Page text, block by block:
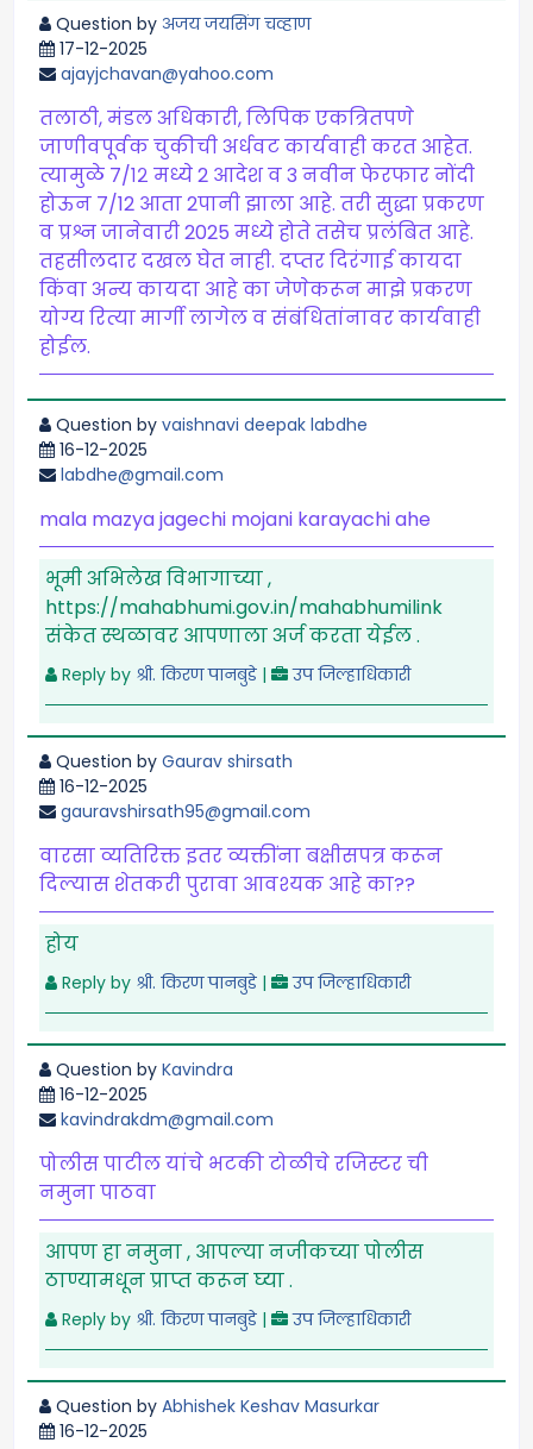
Question by अजय जयसिंग चव्हाण
17-12-2025
ajayjchavan@yahoo.com
तलाठी, मंडल अधिकारी, लिपिक एकत्रितपणे
जाणीवपूर्वक चुकीची अर्धवट कार्यवाही करत आहेत.
त्यामुळे ७/१२ मध्ये 2 आदेश व 3 नवीन फेरफार नोंदी
होऊन 7/12 आता 2पानी झाला आहे. तरी सुद्धा प्रकरण
व प्रश्न जानेवारी 2025 मध्ये होते तसेच प्रलंबित आहे.
तहसीलदार दखल घेत नाही. दप्तर दिरंगाई कायदा
किंवा अन्य कायदा आहे का जेणेकरून माझे प्रकरण
योग्य रित्या मार्गी लागेल व संबंधितांनावर कार्यवाही
होईल.
Question byvaishnavi deepak labdhe
16-12-2025
labdhe@gmail.com
mala mazya jagechi mojani karayachi ahe
भूमी अभिलेख विभागाच्या ,
https://mahabhumi.gov.in/mahabhumilink
संकेत स्थळावर आपणाला अर्ज करता येईल .
Reply by श्री. किरण पानबुडे | उप जिल्हाधिकारी
Question byGaurav shirsath
16-12-2025
gauravshirsath95@gmail.com
वारसा व्यतिरिक्त इतर व्यक्तींना बक्षीसपत्र करून
दिल्यास शेतकरी पुरावा आवश्यक आहे का??
होय
Reply by श्री. किरण पानबुडे | उप जिल्हाधिकारी
Question byKavindra
16-12-2025
kavindrakdm@gmail.com
पोलीस पाटील यांचे भटकी टोळीचे रजिस्टर ची
नमुना पाठवा
आपण हा नमुना , आपल्या नजीकच्या पोलीस
ठाण्यामधून प्राप्त करून घ्या .
Reply by श्री. किरण पानबुडे | उप जिल्हाधिकारी
Question byAbhishek Keshav Masurkar
16-12-2025